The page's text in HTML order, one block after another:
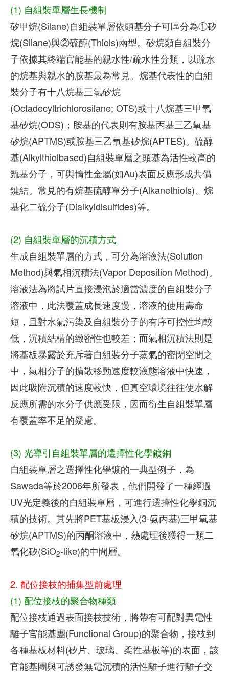
(1) 自組裝單層生長機制
矽甲烷(Silane)自組裝單層依頭基分子可區分為①矽
烷(Silane)與②硫醇(Thiols)兩型。矽烷類自組裝分
子依據其終端官能基的親水性/疏水性分類，以疏水
的烷基與親水的胺基最為常見。烷基代表性的自組
裝分子有十八烷基三氯矽烷
(Octadecyltrichlorosilane; OTS)或十八烷基三甲氧
基矽烷(ODS)；胺基的代表則有胺基丙基三乙氧基
矽烷(APTMS)或胺基三乙氧基矽烷(APTES)。硫醇
基(Alkylthiolbased)自組裝單層之頭基為活性較高的
巰基分子，可與惰性金屬(如Au)表面反應形成共價
鍵結。常見的有烷基硫醇單分子(Alkanethiols)、烷
基化二硫分子(Dialkyldisulfides)等。
(2) 自組裝單層的沉積方式
生成自組裝單層的方式，可分為溶液法(Solution
Method)與氣相沉積法(Vapor Deposition Method)。
溶液法為將試片直接浸泡於適當濃度的自組裝分子
溶液中，此法覆蓋成長速度慢，溶液的使用壽命
短，且對水氣污染及自組裝分子的有序可控性均較
低，沉積結構的緻密性也較差；而氣相沉積法則是
將基板暴露於充斥著自組裝分子蒸氣的密閉空間之
中，氣相分子的擴散移動速度較液態溶液中快速，
因此吸附沉積的速度較快，但真空環境往往使水解
反應所需的水分子供應受限，因而衍生自組裝單層
有覆蓋率不足的疑慮。
(3) 光導引自組裝單層的選擇性化學鍍銅
自組裝單層之選擇性化學鍍的一典型例子，為
Sawada等於2006年所發表，他們開發了一種經過
UV光定義後的自組裝單層，可進行選擇性化學銅沉
積的技術。其先將PET基板浸入(3-氨丙基)三甲氧基
矽烷(APTMS)的丙酮溶液中，熱處理後獲得一類二
氧化矽(SiO2-like)的中間層。
2. 配位接枝的捕集型前處理
(1) 配位接枝的聚合物種類
配位接枝通過表面接枝技術，將帶有可配對異電性
離子官能基團(Functional Group)的聚合物，接枝到
各種基板材料(矽片、玻璃、柔性基板等)的表面，該
官能基團與可誘發無電沉積的活性離子進行離子交